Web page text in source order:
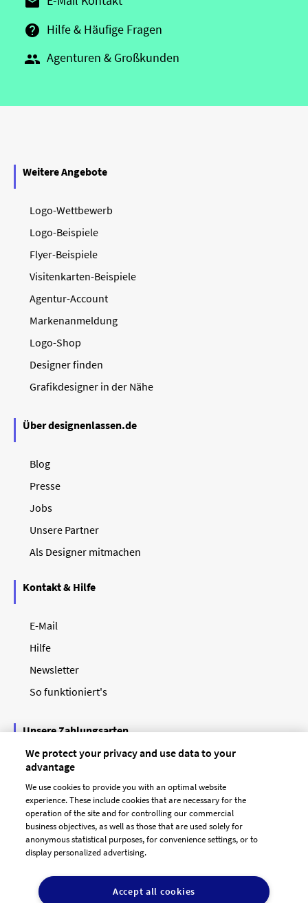
 Hilfe & Häufige Fragen
 Agenturen & Großkunden
Weitere Angebote
Logo-Wettbewerb
Logo-Beispiele
Flyer-Beispiele
Visitenkarten-Beispiele
Agentur-Account
Markenanmeldung
Logo-Shop
Designer finden
Grafikdesigner in der Nähe
Über designenlassen.de
Blog
Presse
Jobs
Unsere Partner
Als Designer mitmachen
Kontakt & Hilfe
E-Mail
Hilfe
Newsletter
So funktioniert's
Unsere Zahlungsarten
AGB Dienstleister
Datenschutz Impressum
We protect your privacy and use data to your
advantage
We use cookies to provide you with an optimal website
experience. These include cookies that are necessary for the
operation of the site and for controlling our commercial
business objectives, as well as those that are used solely for
anonymous statistical purposes, for convenience settings, or to
display personalized advertising.
Accept all cookies